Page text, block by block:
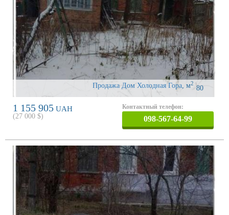
Продажа Дом Холодная Гора, 80
м2
1 155 905 UAH
(27 000 $)
Контактный телефон:
098-567-64-99